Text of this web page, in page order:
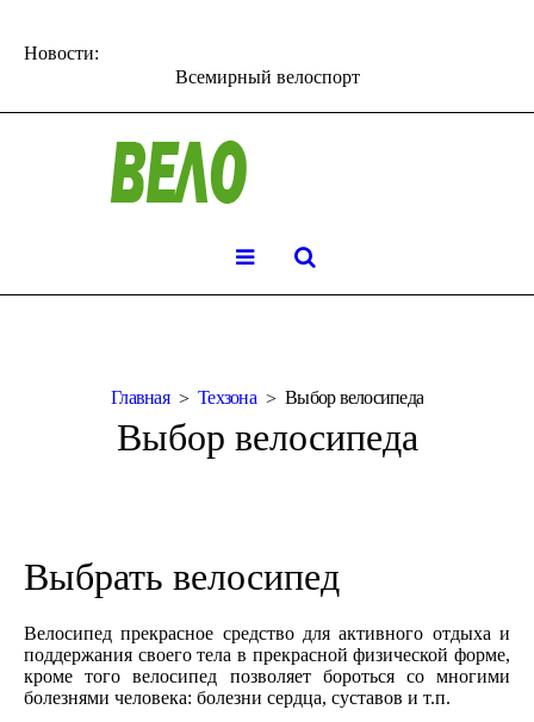
Новости:
Всемирный велоспорт
Главная Техзона Выбор велосипеда
Выбор велосипеда
Выбрать велосипед
Велосипед прекрасное средство для активного отдыха и
поддержания своего тела в прекрасной физической форме,
кроме того велосипед позволяет бороться со многими
болезнями человека: болезни сердца, суставов и т.п.